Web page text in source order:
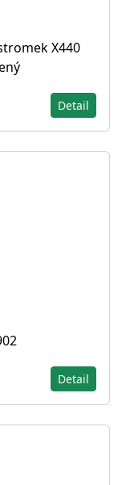
X440
Detail
Detail